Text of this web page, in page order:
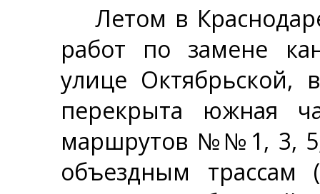
Летом в
работ по замене
улице
перекрыта южная
маршрутов №№1, 3, 5,
объездным